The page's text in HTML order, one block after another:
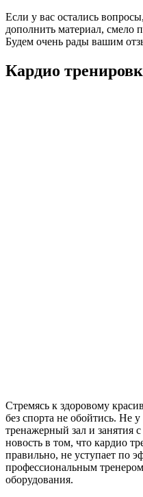
Если у вас остались
дополнить материал, смело
Будем очень рады вашим
Кардио
Стремясь к здоровому
без спорта не обойтись. Не
тренажерный зал и занятия
новость в том, что кардио
правильно, не уступает по
профессиональным
оборудования.